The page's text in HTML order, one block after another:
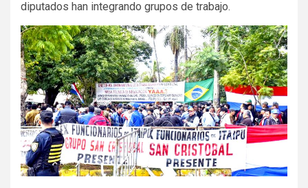
diputados han integrando grupos de trabajo.